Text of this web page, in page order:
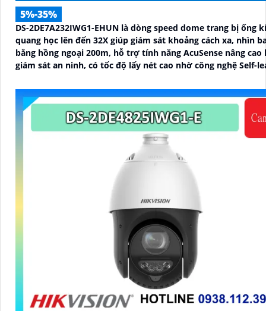
5%-35%
DS-2DE7A232IWG1-EHUN là dòng speed dome trang bị ống
quang học lên đến 32X giúp giám sát khoảng cách xa, nhìn
bằng hồng ngoại 200m, hỗ trợ tính năng AcuSense nâng cao
giám sát an ninh, có tốc độ lấy nét cao nhờ công nghệ Self-